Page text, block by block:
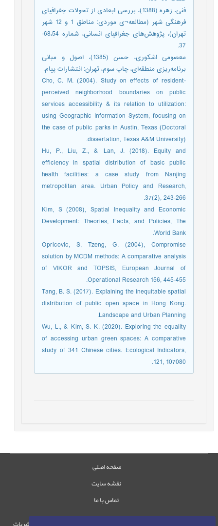
فنی، زهره (1388)، بررسی ابعادی از تحولات جغرافیای
فرهنگی شهر (مطالعه¬ی موردی: مناطق 1 و 12 شهر
تهران)، پژوهش‌های جغرافیای انسانی، شماره 68،54-
37.
معصومی اشکوری، حسن (1385)، اصول و مبانی
برنامه‌ریزی منطقه‌ای، چاپ سوم، تهران: انتشارات پیام.
Cho, C. M. (2004). Study on effects of resident-
perceived neighborhood boundaries on public
services accessibility & its relation to utilization:
using Geographic Information System, focusing on
the case of public parks in Austin, Texas (Doctoral
dissertation, Texas A&M University).
Hu, P., Liu, Z., & Lan, J. (2018). Equity and
efficiency in spatial distribution of basic public
health facilities: a case study from Nanjing
metropolitan area. Urban Policy and Research,
37(2), 243-266.
Kim, S (2008), Spatial Inequality and Economic
Development: Theories, Facts, and Policies, The
World Bank.
Opricovic, S, Tzeng, G. (2004), Compromise
solution by MCDM methods: A comparative analysis
of VIKOR and TOPSIS, European Journal of
Operational Research 156, 445-455.
Tang, B. S. (2017). Explaining the inequitable spatial
distribution of public open space in Hong Kong.
Landscape and Urban Planning.
Wu, L., & Kim, S. K. (2020). Exploring the equality
of accessing urban green spaces: A comparative
study of 341 Chinese cities. Ecological Indicators,
121, 107080.
صفحه اصلی
نقشه سایت
تماس با ما